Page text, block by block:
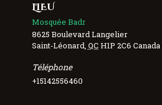
LIEU
Mosquée Badr
8625 Boulevard Langelier
Saint-Léonard QC H1P 2C6 Canada
Téléphone
+15142556460